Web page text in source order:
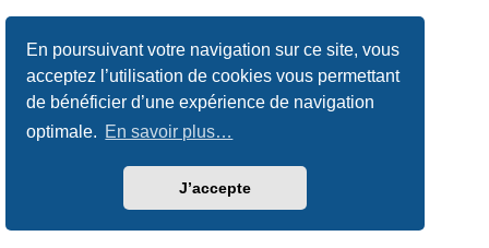
En poursuivant votre navigation sur ce site, vous
acceptez l’utilisation de cookies vous permettant
de bénéficier d’une expérience de navigation
optimale. En savoir plus…
J’accepte